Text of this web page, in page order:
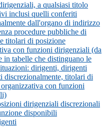
a qualsiasi titolo
inclusi quelli conferiti
dall'organo di indirizzo
procedure pubbliche di
titolari di posizione
con funzioni dirigenziali (da
in tabelle che distinguano le
dirigenti, dirigenti
discrezionalmente, titolari di
con funzioni
dirigenziali discrezionali
disponibili